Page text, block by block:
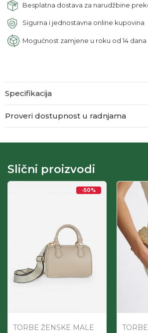
Besplatna dostava za narudžbine
Sigurna i jednostavna online kupovina
Mogućnost zamjene u roku od 14 dana
Specifikacija
Proveri dostupnost u radnjama
Slični proizvodi
-50%
TORBE ŽENSKE MALE